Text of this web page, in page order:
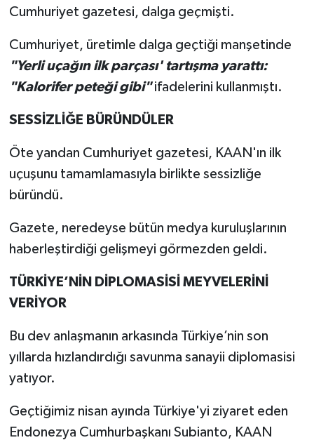
Cumhuriyet gazetesi, dalga geçmişti.
Cumhuriyet, üretimle dalga geçtiği manşetinde
"Yerli uçağın ilk parçası' tartışma yarattı:
"Kalorifer peteği gibi"ifadelerini kullanmıştı.
SESSİZLİĞE BÜRÜNDÜLER
Öte yandan Cumhuriyet gazetesi, KAAN'ın ilk
uçuşunu tamamlamasıyla birlikte sessizliğe
büründü.
Gazete, neredeyse bütün medya kuruluşlarının
haberleştirdiği gelişmeyi görmezden geldi.
TÜRKİYE’NİN DİPLOMASİSİ MEYVELERİNİ
VERİYOR
Bu dev anlaşmanın arkasında Türkiye’nin son
yıllarda hızlandırdığı savunma sanayii diplomasisi
yatıyor.
Geçtiğimiz nisan ayında Türkiye'yi ziyaret eden
Endonezya Cumhurbaşkanı Subianto, KAAN